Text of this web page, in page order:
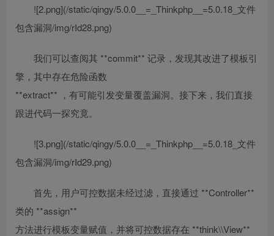
![2.png](/static/qingy/5.0.0__=_Thinkphp__=5.0.18_文件
包含漏洞/img/rId28.png)
我们可以查阅其 **commit** 记录，发现其改进了模板引
擎，其中存在危险函数
**extract** ，有可能引发变量覆盖漏洞。接下来，我们直接
跟进代码一探究竟。
![3.png](/static/qingy/5.0.0__=_Thinkphp__=5.0.18_文件
包含漏洞/img/rId29.png)
首先，用户可控数据未经过滤，直接通过 **Controller**
类的 **assign**
方法进行模板变量赋值，并将可控数据存在 **think\\View**